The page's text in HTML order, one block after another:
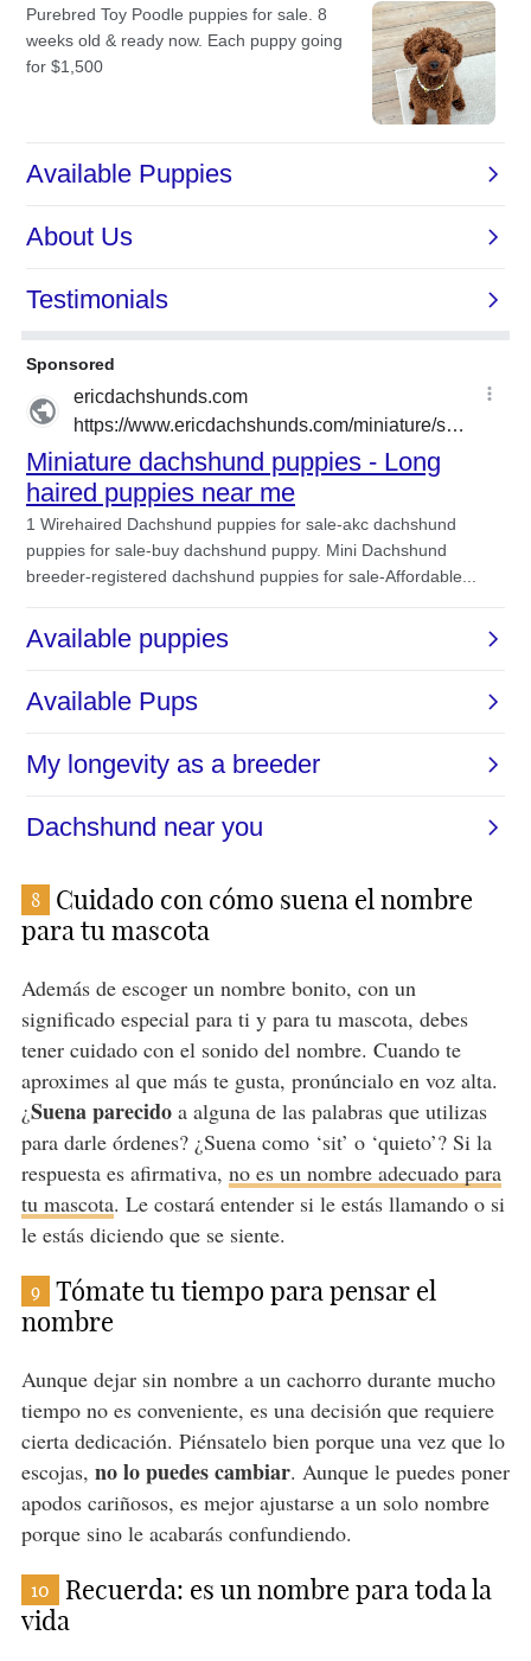
8
Cuidado con cómo suena el nombre
para tu mascota
Además de escoger un nombre bonito, con un
significado especial para ti y para tu mascota, debes
tener cuidado con el sonido del nombre. Cuando te
aproximes al que más te gusta, pronúncialo en voz alta.
¿Suena parecidoa alguna de las palabras que utilizas
para darle órdenes? ¿Suena como ‘sit’ o ‘quieto’? Si la
respuesta es afirmativa, no es un nombre adecuado para
tu mascota. Le costará entender si le estás llamando o si
le estás diciendo que se siente.
9
Tómate tu tiempo para pensar el
nombre
Aunque dejar sin nombre a un cachorro durante mucho
tiempo no es conveniente, es una decisión que requiere
cierta dedicación. Piénsatelo bien porque una vez que lo
escojas, no lo puedes cambiar. Aunque le puedes poner
apodos cariñosos, es mejor ajustarse a un solo nombre
porque sino le acabarás confundiendo.
10
Recuerda: es un nombre para toda la
vida